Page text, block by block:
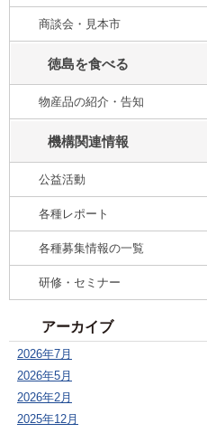
商談会・見本市
徳島を食べる
物産品の紹介・告知
機構関連情報
公益活動
各種レポート
各種募集情報の一覧
研修・セミナー
アーカイブ
2026年7月
2026年5月
2026年2月
2025年12月